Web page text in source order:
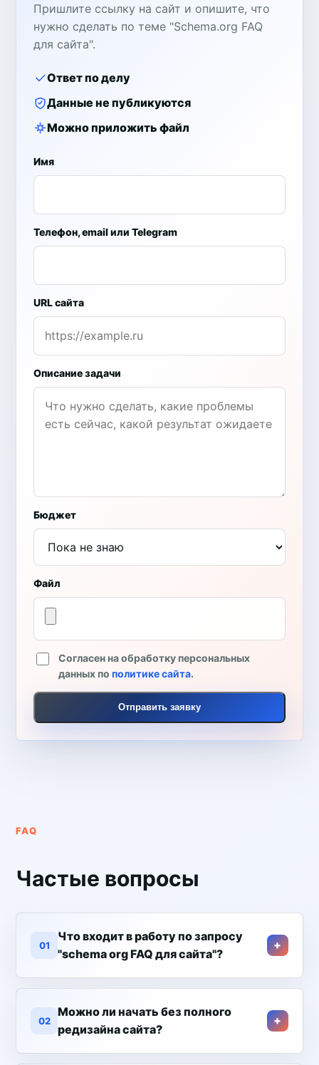
Пришлите ссылку на сайт и опишите, что
нужно сделать по теме "Schema.org FAQ
для сайта".
Ответ по делу
Данные не публикуются
Можно приложить файл
Имя
Телефон, email или Telegram
URL сайта
Описание задачи
Бюджет
Файл
Согласен на обработку персональных
данных пополитике сайта.
Отправить заявку
FAQ
Частые вопросы
01
Что входит в работу по запросу
"schema org FAQ для сайта"?
02
Можно ли начать без полного
редизайна сайта?